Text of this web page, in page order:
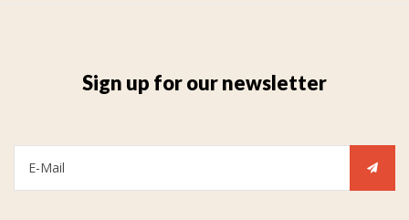
Sign up for our newsletter